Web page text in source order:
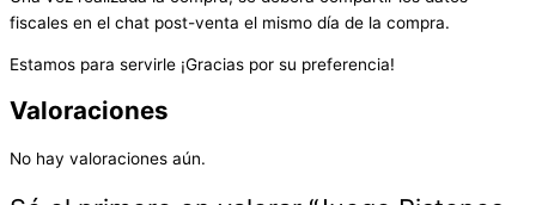
fiscales en el chat post-venta el mismo día de la compra.
Estamos para servirle ¡Gracias por su preferencia!
Valoraciones
No hay valoraciones aún.